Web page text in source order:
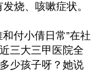
烧、咳嗽症状。
付小倩日常”在社
三大三甲医院全
少孩子呀？她说